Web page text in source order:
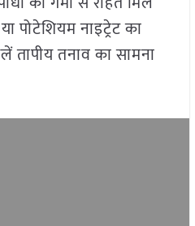
पोटेशियम नाइट्रेट का
तनाव का सामना